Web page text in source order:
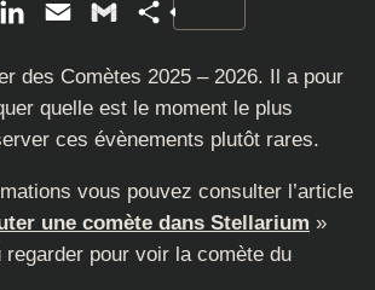
LinkedInEmail GmailPartager
des Comètes 2025 – 2026. Il a pour
quelle est le moment le plus
ces évènements plutôt rares.
vous pouvez consulter l’article
une comète dans Stellarium »
pour voir la comète du